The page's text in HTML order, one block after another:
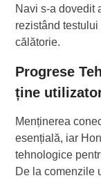
Navi s-a dovedit
rezistând
călătorie.
Progrese
ține
Menținerea
esențială, iar
tehnologice
De la comenzile